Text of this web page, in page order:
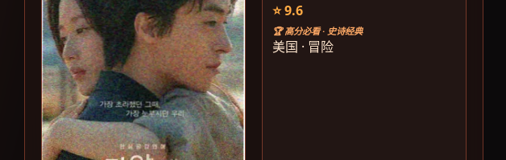
⭐ 9.6
🏆 高分必看 · 史诗经典
美国 · 冒险